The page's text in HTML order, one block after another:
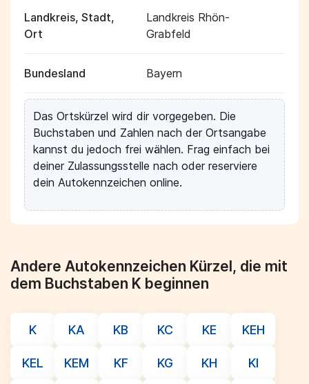
Landkreis, Stadt,
Ort
Landkreis Rhön-
Grabfeld
Bundesland Bayern
Das Ortskürzel wird dir vorgegeben. Die
Buchstaben und Zahlen nach der Ortsangabe
kannst du jedoch frei wählen. Frag einfach bei
deiner Zulassungsstelle nach oder reserviere
dein Autokennzeichen online.
Andere Autokennzeichen Kürzel, die mit
dem Buchstaben K beginnen
K KA KB KC KE KEH
KEL KEM KF KG KH KI